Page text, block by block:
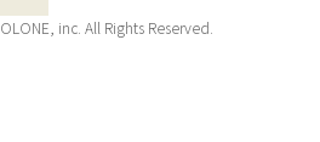
inc. All Rights Reserved.